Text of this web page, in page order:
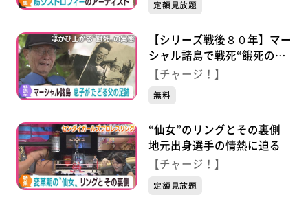
定額見放題
【シリーズ戦後８０年】マー
シャル諸島で戦死“餓死の
島”息子がたどる父の足跡
【チャージ！】
無料
“仙女”のリングとその裏側
地元出身選手の情熱に迫る
【チャージ！】
定額見放題